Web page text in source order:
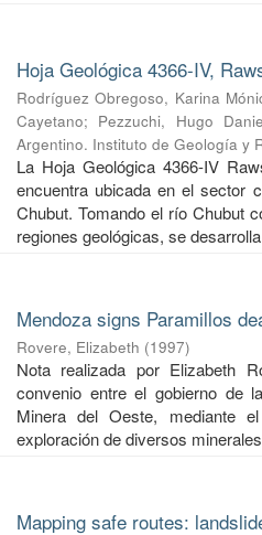
Hoja Geológica 4366-IV,
Rodríguez Obregoso, Karina
Cayetano; Pezzuchi, Hugo
Argentino. Instituto de Geología y
La Hoja Geológica 4366-IV
encuentra ubicada en el sector
Chubut. Tomando el río Chubut
regiones geológicas, se
Mendoza signs Paramillos
Rovere, Elizabeth (1997)
Nota realizada por Elizabeth
convenio entre el gobierno de
Minera del Oeste, mediante
exploración de diversos
Mapping safe routes: